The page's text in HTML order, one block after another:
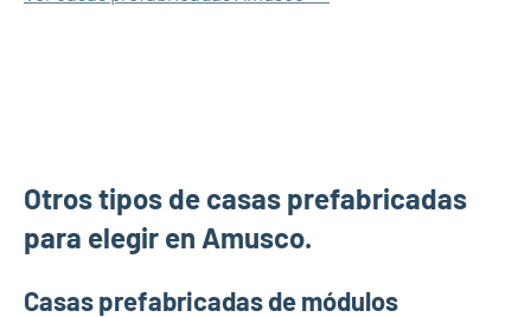
Otros tipos de casas prefabricadas
para elegir en Amusco.
Casas prefabricadas de módulos